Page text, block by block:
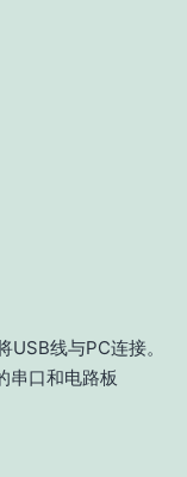
线与PC连接。
串口和电路板